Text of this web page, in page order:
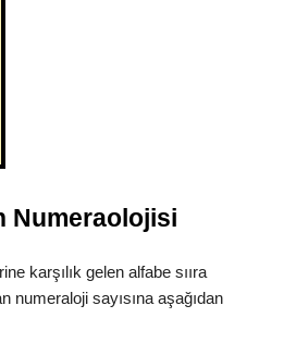
Numeraolojisi
karşılık gelen alfabe sııra
numeraloji sayısına aşağıdan